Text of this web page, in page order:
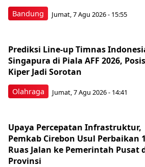
Bandung Jumat, 7 Agu 2026 - 15:55
Olahraga
Prediksi Line-up Timnas
Singapura di Piala AFF 2026,
Kiper Jadi Sorotan
Jumat, 7 Agu 2026 - 14:41
Upaya Percepatan Infrastruktur,
Pemkab Cirebon Usul Perbaikan
Ruas Jalan ke Pemerintah Pusat
Provinsi